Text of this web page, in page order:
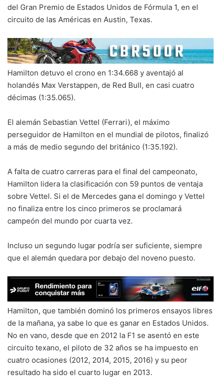
del Gran Premio de Estados Unidos de Fórmula 1, en el
circuito de las Américas en Austin, Texas.
Hamilton detuvo el crono en 1:34.668 y aventajó al
holandés Max Verstappen, de Red Bull, en casi cuatro
décimas (1:35.065).
El alemán Sebastian Vettel (Ferrari), el máximo
perseguidor de Hamilton en el mundial de pilotos, finalizó
a más de medio segundo del británico (1:35.192).
A falta de cuatro carreras para el final del campeonato,
Hamilton lidera la clasificación con 59 puntos de ventaja
sobre Vettel. Si el de Mercedes gana el domingo y Vettel
no finaliza entre los cinco primeros se proclamará
campeón del mundo por cuarta vez.
Incluso un segundo lugar podría ser suficiente, siempre
que el alemán quedara por debajo del noveno puesto.
Hamilton, que también dominó los primeros ensayos libres
de la mañana, ya sabe lo que es ganar en Estados Unidos.
No en vano, desde que en 2012 la F1 se asentó en este
circuito texano, el piloto de 32 años se ha impuesto en
cuatro ocasiones (2012, 2014, 2015, 2016) y su peor
resultado ha sido el cuarto lugar en 2013.